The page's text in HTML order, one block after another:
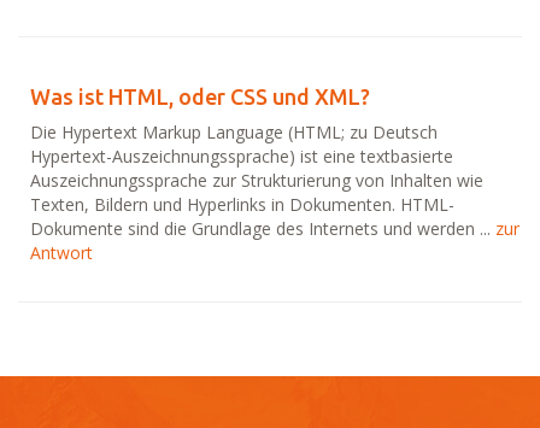
Was ist HTML, oder CSS und XML?
Die Hypertext Markup Language (HTML; zu Deutsch
Hypertext-Auszeichnungssprache) ist eine textbasierte
Auszeichnungssprache zur Strukturierung von Inhalten wie
Texten, Bildern und Hyperlinks in Dokumenten. HTML-
Dokumente sind die Grundlage des Internets und werden ... zur
Antwort